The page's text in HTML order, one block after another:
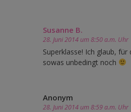
Susanne B.
28. Juni 2014 um 8:50 a.m. Uhr
Superklasse! Ich glaub, für
sowas unbedingt noch
Anonym
28. Juni 2014 um 8:59 a.m. Uhr